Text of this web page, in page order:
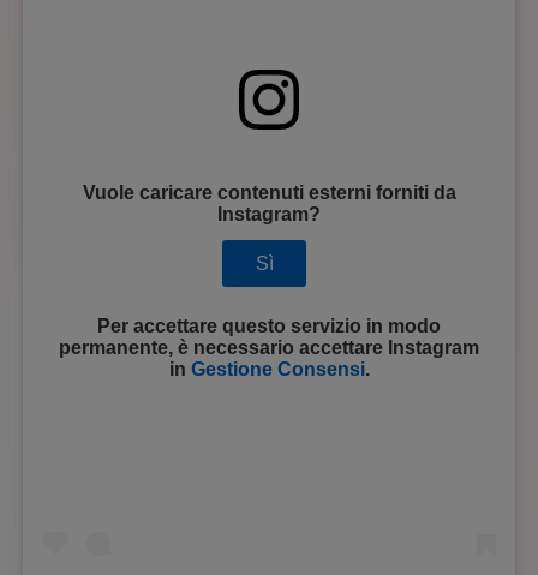
Vuole caricare contenuti esterni forniti da
Instagram?
Sì
Per accettare questo servizio in modo
permanente, è necessario accettare Instagram
in Gestione Consensi.